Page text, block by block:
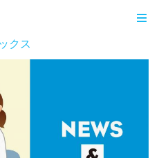
地域医療ソーシャルNEWS
クス